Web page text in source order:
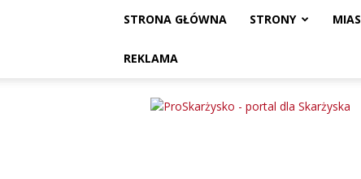
STRONA GŁÓWNA STRONY
REKLAMA
ProSkarżysko